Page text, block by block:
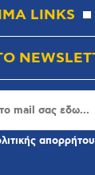
LINKS
απορρήτου